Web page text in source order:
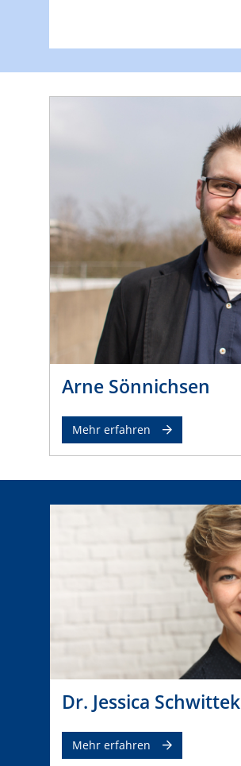
Arne Sönnichsen
Mehr erfahren
Dr. Jessica Schwittek
Mehr erfahren